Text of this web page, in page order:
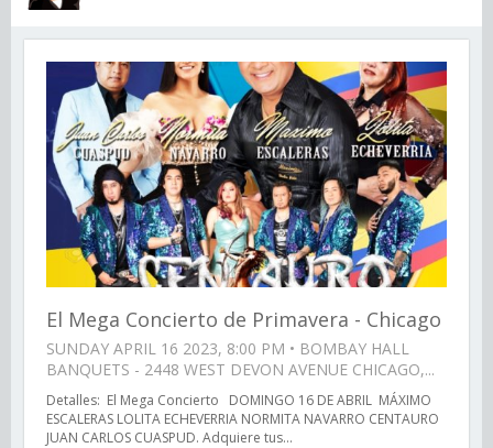
El Mega Concierto de Primavera - Chicago
SUNDAY APRIL 16 2023, 8:00 PM • BOMBAY HALL
BANQUETS - 2448 WEST DEVON AVENUE CHICAGO,...
Detalles: El Mega Concierto DOMINGO 16 DE ABRIL MÁXIMO
ESCALERAS LOLITA ECHEVERRIA NORMITA NAVARRO CENTAURO
JUAN CARLOS CUASPUD. Adquiere tus...